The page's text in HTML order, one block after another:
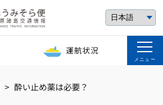
運航状況
メニュー
酔い止め薬は必要？